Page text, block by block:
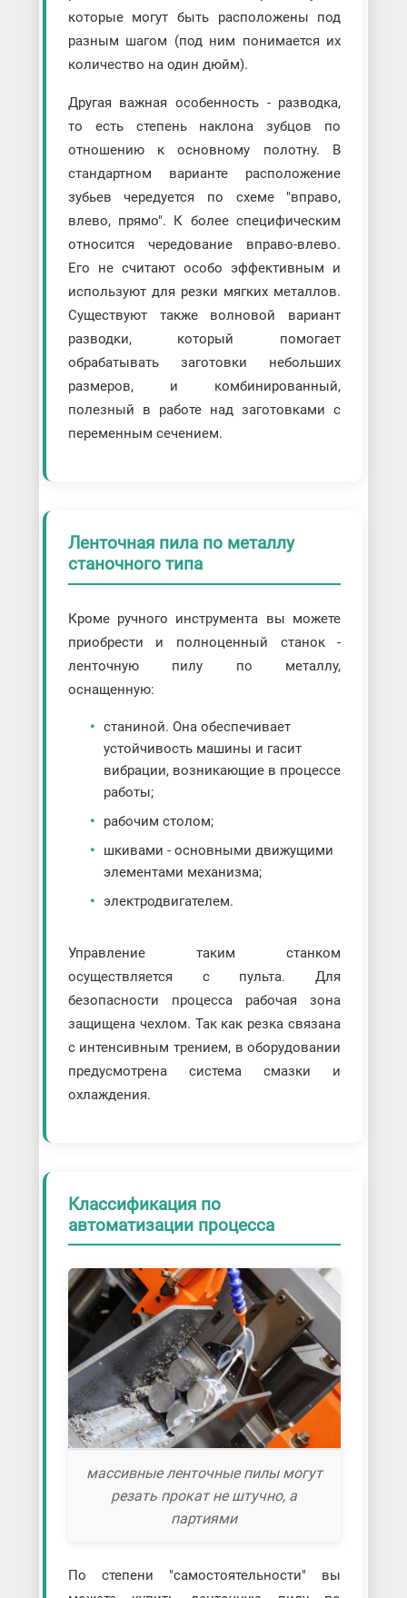
которые могут быть расположены под
разным шагом (под ним понимается их
количество на один дюйм).
Другая важная особенность - разводка,
то есть степень наклона зубцов по
отношению к основному полотну. В
стандартном варианте расположение
зубьев чередуется по схеме "вправо,
влево, прямо". К более специфическим
относится чередование вправо-влево.
Его не считают особо эффективным и
используют для резки мягких металлов.
Существуют также волновой вариант
разводки, который помогает
обрабатывать заготовки небольших
размеров, и комбинированный,
полезный в работе над заготовками с
переменным сечением.
Ленточная пила по металлу
станочного типа
Кроме ручного инструмента вы можете
приобрести и полноценный станок -
ленточную пилу по металлу,
оснащенную:
станиной. Она обеспечивает
устойчивость машины и гасит
вибрации, возникающие в процессе
работы;
рабочим столом;
шкивами - основными движущими
элементами механизма;
электродвигателем.
Управление таким станком
осуществляется с пульта. Для
безопасности процесса рабочая зона
защищена чехлом. Так как резка связана
с интенсивным трением, в оборудовании
предусмотрена система смазки и
охлаждения.
Классификация по
автоматизации процесса
массивные ленточные пилы могут
резать прокат не штучно, а
партиями
По степени "самостоятельности" вы